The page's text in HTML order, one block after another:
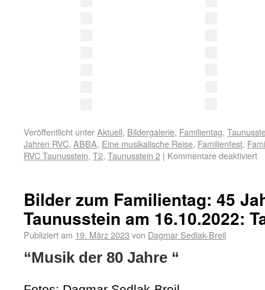
Veröffentlicht unterAktuell, Bildergalerie, Familientag,
Jahren RVC, ABBA, Eine musikalische Reise, Familienfest,
RVC Taunusstein, T2, Taunusstein 2 | Kommentare deaktiviert
Bilder zum Familientag: 45
Taunusstein am 16.10.2022:
Publiziert am 19. März 2023 von Dagmar Sedlak-Breil
“Musik der 80 Jahre “